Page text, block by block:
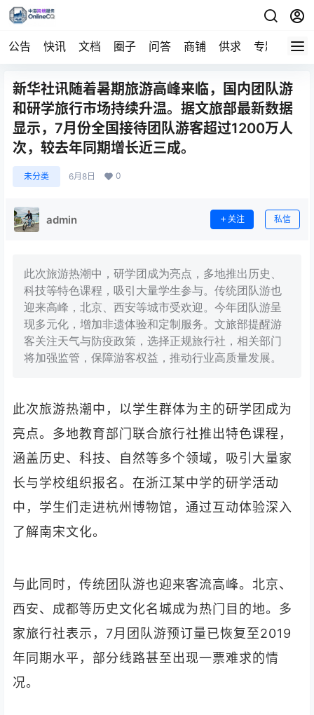
公告 快讯 文档 圈子 问答 商铺 供求 专题 导航
新华社讯随着暑期旅游高峰来临，国内团队游
和研学旅行市场持续升温。据文旅部最新数据
显示，7月份全国接待团队游客超过1200万人
次，较去年同期增长近三成。
未分类 6月8日 0
admin 关注 私信
此次旅游热潮中，研学团成为亮点，多地推出历史、
科技等特色课程，吸引大量学生参与。传统团队游也
迎来高峰，北京、西安等城市受欢迎。今年团队游呈
现多元化，增加非遗体验和定制服务。文旅部提醒游
客关注天气与防疫政策，选择正规旅行社，相关部门
将加强监管，保障游客权益，推动行业高质量发展。
此次旅游热潮中，以学生群体为主的研学团成为
亮点。多地教育部门联合旅行社推出特色课程，
涵盖历史、科技、自然等多个领域，吸引大量家
长与学校组织报名。在浙江某中学的研学活动
中，学生们走进杭州博物馆，通过互动体验深入
了解南宋文化。
与此同时，传统团队游也迎来客流高峰。北京、
西安、成都等历史文化名城成为热门目的地。多
家旅行社表示，7月团队游预订量已恢复至2019
年同期水平，部分线路甚至出现一票难求的情
况。